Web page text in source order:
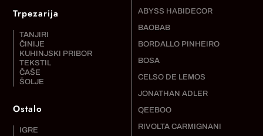
Trpezarija
TANJIRI
ČINIJE
KUHINJSKI PRIBOR
TEKSTIL
ČAŠE
ŠOLJE
Ostalo
IGRE
ABYSS HABIDECOR
BAOBAB
BORDALLO PINHEIRO
BOSA
CELSO DE LEMOS
JONATHAN ADLER
QEEBOO
RIVOLTA CARMIGNANI